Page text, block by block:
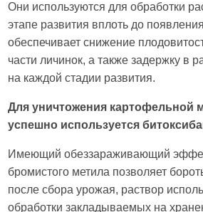
Они используются для обработки
этапе развития вплоть до
обеспечивает снижение
части личинок, а также задержку в
на каждой стадии развития.
Для уничтожения картофельной
успешно используется
Имеющий обеззараживающий
бромистого метила позволяет
после сбора урожая, раствор
обработки закладываемых на